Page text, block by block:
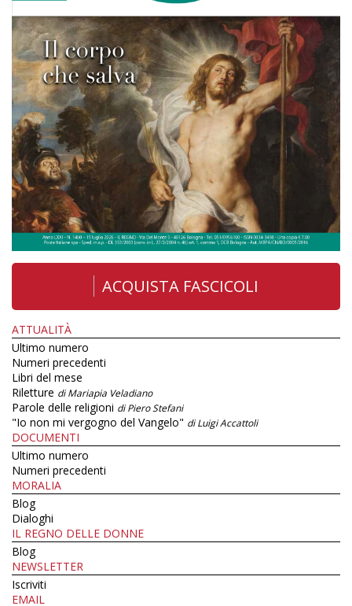
ACQUISTA FASCICOLI
ATTUALITÀ
Ultimo numero
Numeri precedenti
Libri del mese
Riletture di Mariapia Veladiano
Parole delle religioni di Piero Stefani
"Io non mi vergogno del Vangelo" di Luigi Accattoli
DOCUMENTI
Ultimo numero
Numeri precedenti
MORALIA
Blog
Dialoghi
IL REGNO DELLE DONNE
Blog
NEWSLETTER
Iscriviti
EMAIL